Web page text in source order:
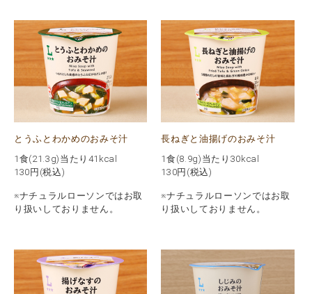
とうふとわかめのおみそ汁
1食(21.3g)当たり41kcal
130 円(税込)
※ナチュラルローソンではお取
り扱いしておりません。
長ねぎと油揚げのおみそ汁
1食(8.9g)当たり30kcal
130円(税込)
※ナチュラルローソンではお取
り扱いしておりません。